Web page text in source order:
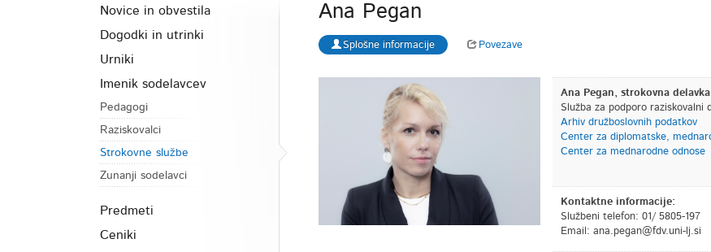
Novice in obvestila
Dogodki in utrinki
Urniki
Imenik sodelavcev
Pedagogi
Raziskovalci
Strokovne službe
Zunanji sodelavci
Predmeti
Ceniki
Ana Pegan
Splošne informacije Povezave
Ana Pegan, strokovna
Služba za podporo raziskovalni
Arhiv družboslovnih podatkov
Center za diplomatske,
Center za mednarodne odnose
Kontaktne informacije:
Službeni telefon: 01/ 5805-197
Email: is.jl-inu.vdf@nagep.ana